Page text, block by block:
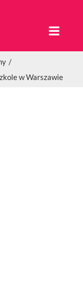
w Warszawie